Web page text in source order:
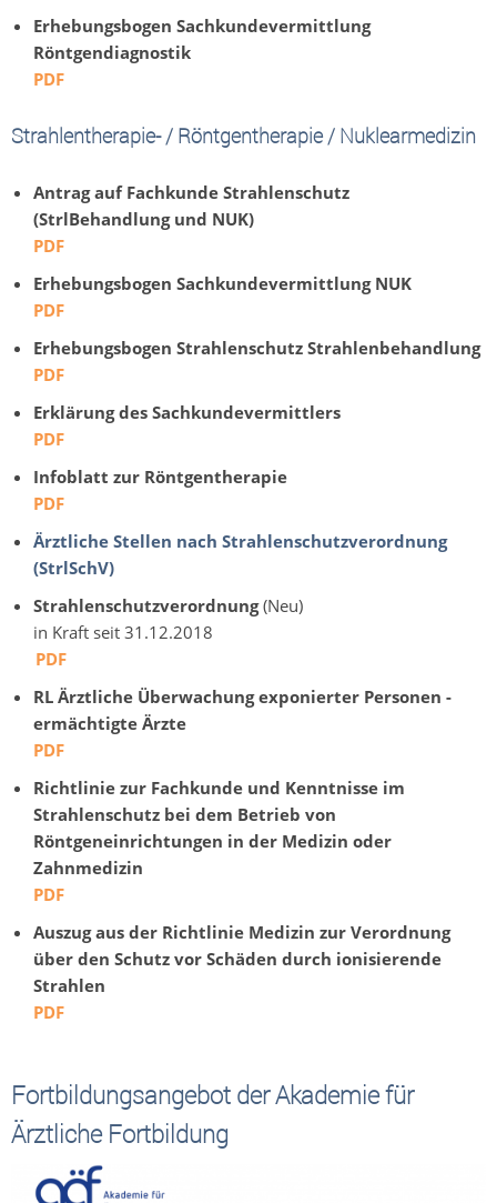
Erhebungsbogen Sachkundevermittlung
Röntgendiagnostik
PDF
Strahlentherapie- / Röntgentherapie / Nuklearmedizin
Antrag auf Fachkunde Strahlenschutz
(StrlBehandlung und NUK)
PDF
Erhebungsbogen Sachkundevermittlung NUK
PDF
Erhebungsbogen Strahlenschutz Strahlenbehandlung
PDF
Erklärung des Sachkundevermittlers
PDF
Infoblatt zur Röntgentherapie
PDF
Ärztliche Stellen nach Strahlenschutzverordnung
(StrlSchV)
Strahlenschutzverordnung(Neu)
in Kraft seit 31.12.2018
PDF
RL Ärztliche Überwachung exponierter Personen -
ermächtigte Ärzte
PDF
Richtlinie zur Fachkunde und Kenntnisse im
Strahlenschutz bei dem Betrieb von
Röntgeneinrichtungen in der Medizin oder
Zahnmedizin
PDF
Auszug aus der Richtlinie Medizin zur Verordnung
über den Schutz vor Schäden durch ionisierende
Strahlen
PDF
Fortbildungsangebot der Akademie für
Ärztliche Fortbildung